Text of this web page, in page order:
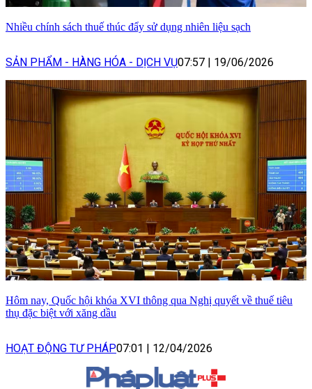
Nhiều chính sách thuế thúc đẩy sử dụng nhiên liệu sạch
SẢN PHẨM - HÀNG HÓA - DỊCH VỤ07:57 | 19/06/2026
Hôm nay, Quốc hội khóa XVI thông qua Nghị quyết về thuế tiêu
thụ đặc biệt với xăng dầu
HOẠT ĐỘNG TƯ PHÁP07:01 | 12/04/2026